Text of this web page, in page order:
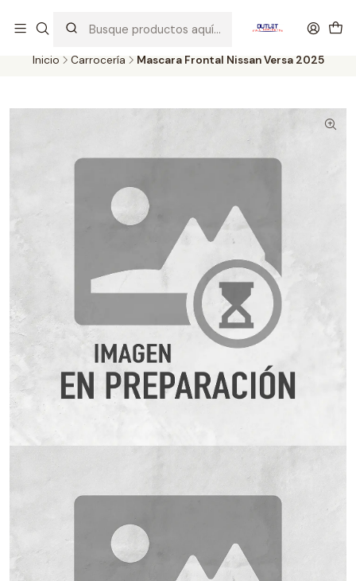
probados con altos estándares de calidad.
Inicio Carrocería Mascara Frontal Nissan Versa 2025